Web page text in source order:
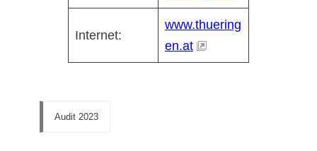
Internet:
www.thuering
en.at
Audit 2023